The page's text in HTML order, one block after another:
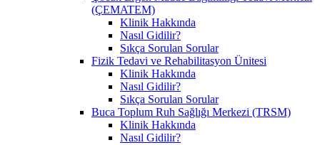
(ÇEMATEM)
Klinik Hakkında
Nasıl Gidilir?
Sıkça Sorulan Sorular
Fizik Tedavi ve Rehabilitasyon Ünitesi
Klinik Hakkında
Nasıl Gidilir?
Sıkça Sorulan Sorular
Buca Toplum Ruh Sağlığı Merkezi (TRSM)
Klinik Hakkında
Nasıl Gidilir?